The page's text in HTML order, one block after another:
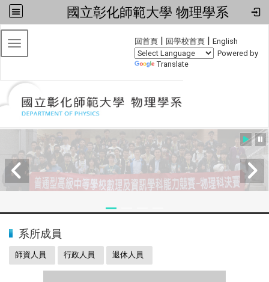
國立彰化師範大學 物理學系
回首頁 | 回學校首頁 | English
Powered by
Translate
Toggle navigation
系所成員
師資人員 行政人員 退休人員